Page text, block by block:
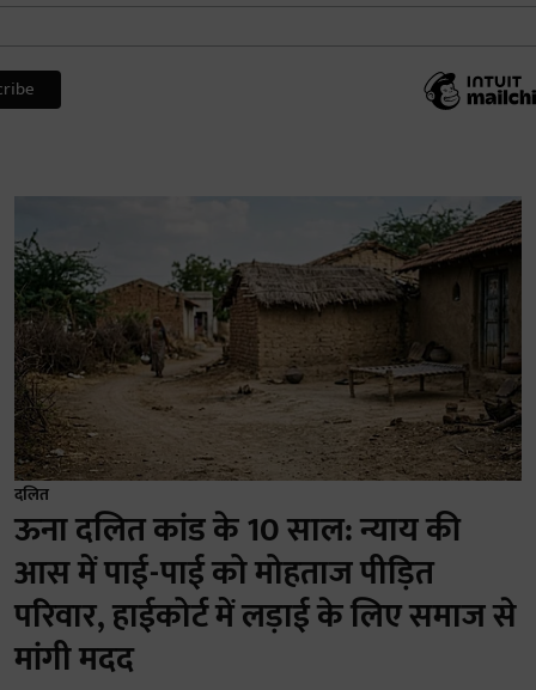
दलित
ऊना दलित कांड के 10 साल: न्याय की
आस में पाई-पाई को मोहताज पीड़ित
परिवार, हाईकोर्ट में लड़ाई के लिए समाज से
मांगी मदद